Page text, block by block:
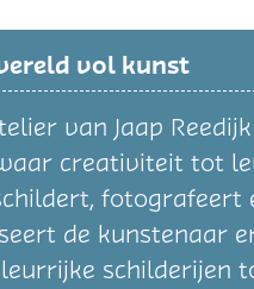
vol kunst
van Jaap
creativiteit tot
fotografeert
de kunstenaar
schilderijen